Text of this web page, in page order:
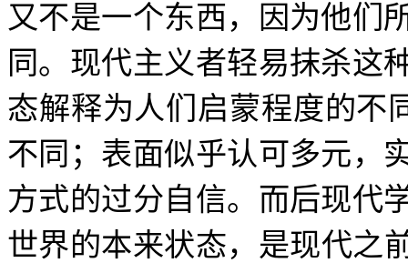
又不是一个东西，因为他们
同。现代主义者轻易抹杀这
态解释为人们启蒙程度的不
不同；表面似乎认可多元，
方式的过分自信。而后现代
世界的本来状态，是现代之